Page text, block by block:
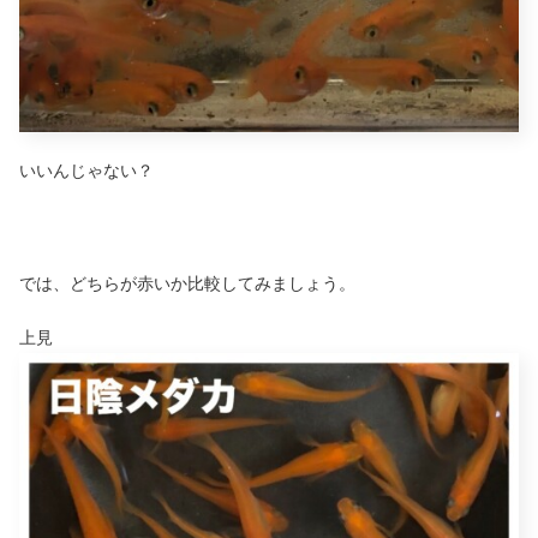
いいんじゃない？
では、どちらが赤いか比較してみましょう。
上見